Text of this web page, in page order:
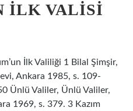
ILK VALISI
İlk Valiliği 1 Bilal Şimşir,
Ankara 1985, s. 109-
Ünlü Valiler, Ünlü Valiler,
1969, s. 379. 3 Kazım